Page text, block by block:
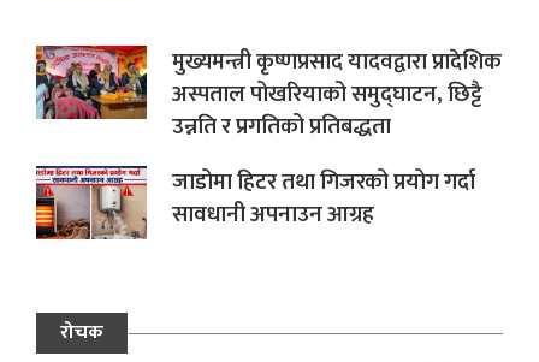
मुख्यमन्त्री कृष्णप्रसाद यादवद्वारा प्रादेशिक
अस्पताल पोखरियाको समुद्घाटन, छिट्टै
उन्नति र प्रगतिको प्रतिबद्धता
जाडोमा हिटर तथा गिजरको प्रयोग गर्दा
सावधानी अपनाउन आग्रह
रोचक